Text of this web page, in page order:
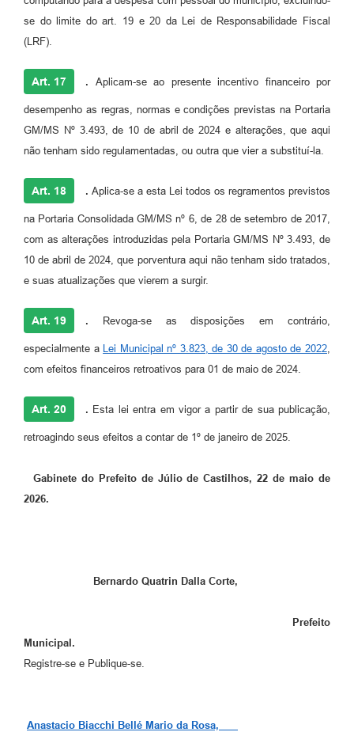
se do limite do art. 19 e 20 da Lei de Responsabilidade Fiscal
(LRF).
Art. 17 . Aplicam-se ao presente incentivo financeiro por
desempenho as regras, normas e condições previstas na Portaria
GM/MS Nº 3.493, de 10 de abril de 2024 e alterações, que aqui
não tenham sido regulamentadas, ou outra que vier a substituí-la.
Art. 18 . Aplica-se a esta Lei todos os regramentos previstos
na Portaria Consolidada GM/MS nº 6, de 28 de setembro de 2017,
com as alterações introduzidas pela Portaria GM/MS Nº 3.493, de
10 de abril de 2024, que porventura aqui não tenham sido tratados,
e suas atualizações que vierem a surgir.
Art. 19 . Revoga-se as disposições em contrário,
especialmente a Lei Municipal nº 3.823, de 30 de agosto de 2022
com efeitos financeiros retroativos para 01 de maio de 2024.
Art. 20 . Esta lei entra em vigor a partir de sua publicação,
retroagindo seus efeitos a contar de 1º de janeiro de 2025.
Gabinete do Prefeito de Júlio de Castilhos, 22 de maio de
2026.
Bernardo Quatrin Dalla Corte,
Prefeito
Municipal.
Registre-se e Publique-se.
Anastacio Biacchi Bellé Mario da Rosa,